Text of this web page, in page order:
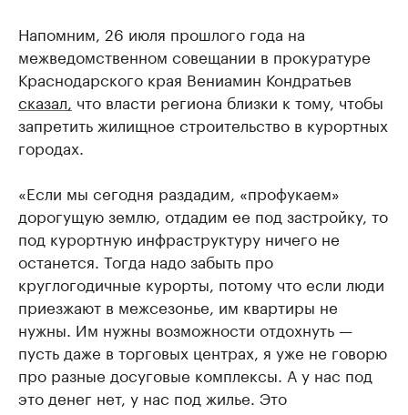
Напомним, 26 июля прошлого года на
межведомственном совещании в прокуратуре
Краснодарского края Вениамин Кондратьев
сказал, что власти региона близки к тому, чтобы
запретить жилищное строительство в курортных
городах.
«Если мы сегодня раздадим, «профукаем»
дорогущую землю, отдадим ее под застройку, то
под курортную инфраструктуру ничего не
останется. Тогда надо забыть про
круглогодичные курорты, потому что если люди
приезжают в межсезонье, им квартиры не
нужны. Им нужны возможности отдохнуть —
пусть даже в торговых центрах, я уже не говорю
про разные досуговые комплексы. А у нас под
это денег нет, у нас под жилье. Это